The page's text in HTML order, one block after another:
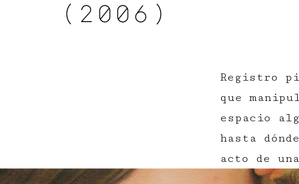
(2006)
Registro
que
espacio
hasta
acto de